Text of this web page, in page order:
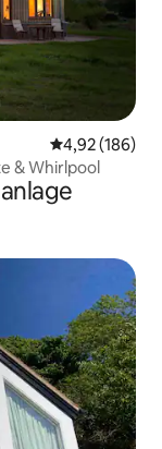
4,92 (186)
& Whirlpool